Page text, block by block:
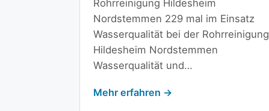
Rohrreinigung Hildesheim
Nordstemmen 229 mal im Einsatz
Wasserqualität bei der Rohrreinigung
Hildesheim Nordstemmen
Wasserqualität und…
Mehr erfahren →